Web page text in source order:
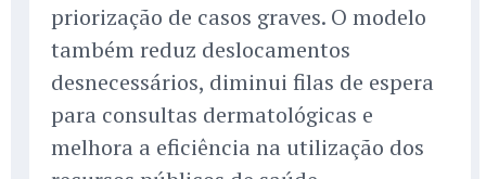
priorização de casos graves. O modelo
também reduz deslocamentos
desnecessários, diminui filas de espera
para consultas dermatológicas e
melhora a eficiência na utilização dos